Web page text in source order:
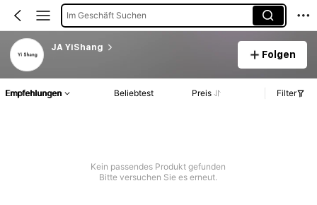
Im Geschäft Suchen
JA YiShang
Folgen
Empfehlungen Beliebtest Preis Filter
Kein passendes Produkt gefunden
Bitte versuchen Sie es erneut.